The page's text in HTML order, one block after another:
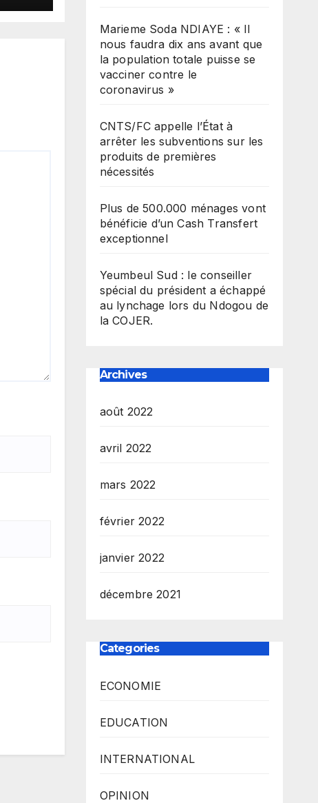
Marieme Soda NDIAYE : « Il
nous faudra dix ans avant que
la population totale puisse se
vacciner contre le
coronavirus »
CNTS/FC appelle l’État à
arrêter les subventions sur les
produits de premières
nécessités
Plus de 500.000 ménages vont
bénéficie d’un Cash Transfert
exceptionnel
Yeumbeul Sud : le conseiller
spécial du président a échappé
au lynchage lors du Ndogou de
la COJER.
Archives
août 2022
avril 2022
mars 2022
février 2022
janvier 2022
décembre 2021
Categories
ECONOMIE
EDUCATION
INTERNATIONAL
OPINION